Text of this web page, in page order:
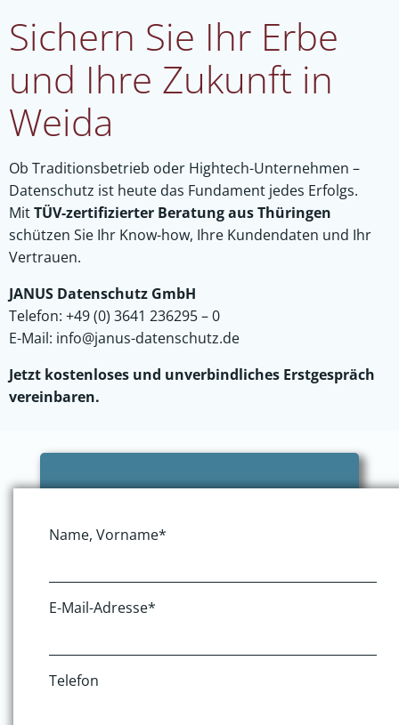
Sichern Sie Ihr Erbe
und Ihre Zukunft in
Weida
Ob Traditionsbetrieb oder Hightech-Unternehmen –
Datenschutz ist heute das Fundament jedes Erfolgs.
MitTÜV-zertifizierter Beratung aus Thüringen
schützen Sie Ihr Know-how, Ihre Kundendaten und Ihr
Vertrauen.
JANUS Datenschutz GmbH
Telefon: +49 (0) 3641 236295 – 0
E-Mail: info@janus-datenschutz.de
Jetzt kostenloses und unverbindliches Erstgespräch
vereinbaren.
Name, Vorname*
E-Mail-Adresse*
Telefon